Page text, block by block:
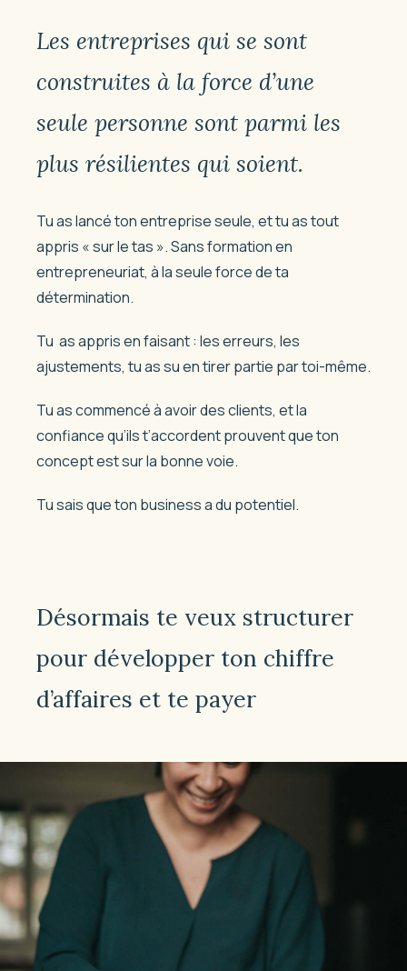
Les entreprises qui se sont
construites à la force d’une
seule personne sont parmi les
plus résilientes qui soient.
Tu as lancé ton entreprise seule, et tu as tout
appris « sur le tas ». Sans formation en
entrepreneuriat, à la seule force de ta
détermination.
Tu as appris en faisant : les erreurs, les
ajustements, tu as su en tirer partie par toi-même.
Tu as commencé à avoir des clients, et la
confiance qu’ils t’accordent prouvent que ton
concept est sur la bonne voie.
Tu sais que ton business a du potentiel.
Désormais te veux structurer
pour développer ton chiffre
d’affaires et te payer